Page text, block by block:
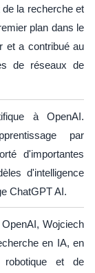
la recherche et
plan dans le
et a contribué au
de réseaux de
à OpenAI.
par
d'importantes
d'intelligence
ChatGPT AI.
Wojciech
en IA, en
et de